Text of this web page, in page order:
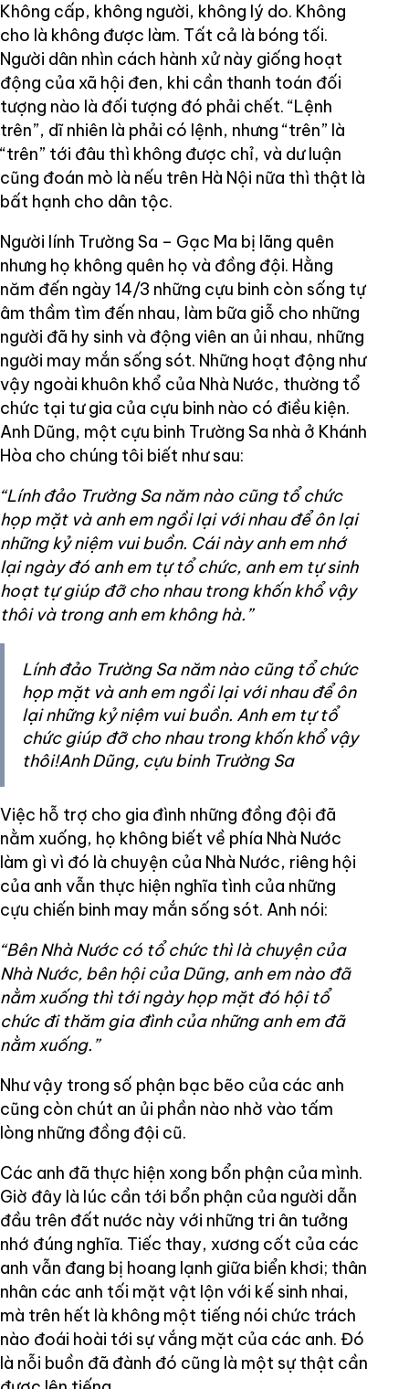
Không cấp, không người, không lý do. Không
cho là không được làm. Tất cả là bóng tối.
Người dân nhìn cách hành xử này giống hoạt
động của xã hội đen, khi cần thanh toán đối
tượng nào là đối tượng đó phải chết. “Lệnh
trên”, dĩ nhiên là phải có lệnh, nhưng “trên” là
“trên” tới đâu thì không được chỉ, và dư luận
cũng đoán mò là nếu trên Hà Nội nữa thì thật là
bất hạnh cho dân tộc.
Người lính Trường Sa – Gạc Ma bị lãng quên
nhưng họ không quên họ và đồng đội. Hằng
năm đến ngày 14/3 những cựu binh còn sống tự
âm thầm tìm đến nhau, làm bữa giỗ cho những
người đã hy sinh và động viên an ủi nhau, những
người may mắn sống sót. Những hoạt động như
vậy ngoài khuôn khổ của Nhà Nước, thường tổ
chức tại tư gia của cựu binh nào có điều kiện.
Anh Dũng, một cựu binh Trường Sa nhà ở Khánh
Hòa cho chúng tôi biết như sau:
“Lính đảo Trường Sa năm nào cũng tổ chức
họp mặt và anh em ngồi lại với nhau để ôn lại
những kỷ niệm vui buồn. Cái này anh em nhớ
lại ngày đó anh em tự tổ chức, anh em tự sinh
hoạt tự giúp đỡ cho nhau trong khốn khổ vậy
thôi và trong anh em không hà.”
Lính đảo Trường Sa năm nào cũng tổ chức
họp mặt và anh em ngồi lại với nhau để ôn
lại những kỷ niệm vui buồn. Anh em tự tổ
chức giúp đỡ cho nhau trong khốn khổ vậy
thôi!Anh Dũng, cựu binh Trường Sa
Việc hỗ trợ cho gia đình những đồng đội đã
nằm xuống, họ không biết về phía Nhà Nước
làm gì vì đó là chuyện của Nhà Nước, riêng hội
của anh vẫn thực hiện nghĩa tình của những
cựu chiến binh may mắn sống sót. Anh nói:
“Bên Nhà Nước có tổ chức thì là chuyện của
Nhà Nước, bên hội của Dũng, anh em nào đã
nằm xuống thì tới ngày họp mặt đó hội tổ
chức đi thăm gia đình của những anh em đã
nằm xuống.”
Như vậy trong số phận bạc bẽo của các anh
cũng còn chút an ủi phần nào nhờ vào tấm
lòng những đồng đội cũ.
Các anh đã thực hiện xong bổn phận của mình.
Giờ đây là lúc cần tới bổn phận của người dẫn
đầu trên đất nước này với những tri ân tưởng
nhớ đúng nghĩa. Tiếc thay, xương cốt của các
anh vẫn đang bị hoang lạnh giữa biển khơi; thân
nhân các anh tối mặt vật lộn với kế sinh nhai,
mà trên hết là không một tiếng nói chức trách
nào đoái hoài tới sự vắng mặt của các anh. Đó
là nỗi buồn đã đành đó cũng là một sự thật cần